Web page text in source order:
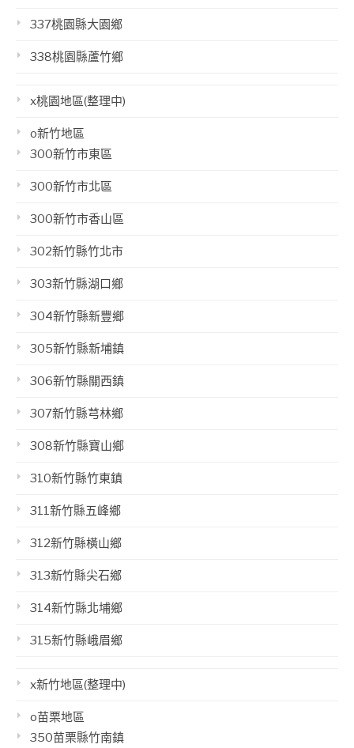
337桃園縣大園鄉
338桃園縣蘆竹鄉
x桃園地區(整理中)
o新竹地區
300新竹市東區
300新竹市北區
300新竹市香山區
302新竹縣竹北市
303新竹縣湖口鄉
304新竹縣新豐鄉
305新竹縣新埔鎮
306新竹縣關西鎮
307新竹縣芎林鄉
308新竹縣寶山鄉
310新竹縣竹東鎮
311新竹縣五峰鄉
312新竹縣橫山鄉
313新竹縣尖石鄉
314新竹縣北埔鄉
315新竹縣峨眉鄉
x新竹地區(整理中)
o苗栗地區
350苗栗縣竹南鎮